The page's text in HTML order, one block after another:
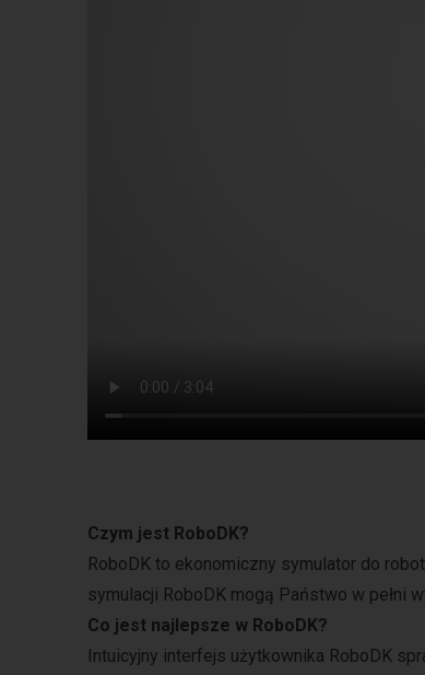
Czym jest RoboDK?
RoboDK to ekonomiczny symulator do
symulacji RoboDK mogą Państwo w pełni
Co jest najlepsze w RoboDK?
Intuicyjny interfejs użytkownika RoboDK